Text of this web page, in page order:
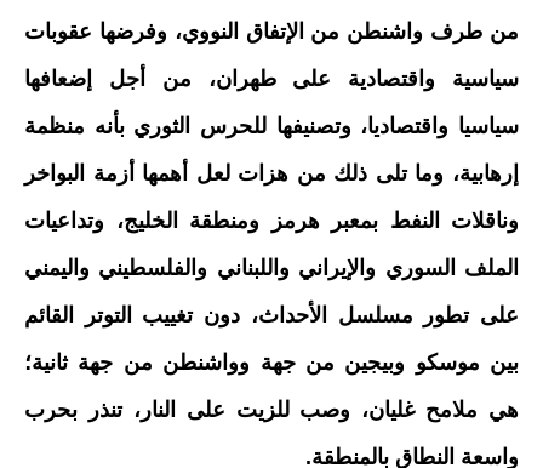
من طرف واشنطن من الإتفاق النووي، وفرضها عقوبات
سياسية واقتصادية على طهران، من أجل إضعافها
سياسيا واقتصاديا، وتصنيفها للحرس الثوري بأنه منظمة
إرهابية، وما تلى ذلك من هزات لعل أهمها أزمة البواخر
وناقلات النفط بمعبر هرمز ومنطقة الخليج، وتداعيات
الملف السوري والإيراني واللبناني والفلسطيني واليمني
على تطور مسلسل الأحداث، دون تغييب التوتر القائم
بين موسكو وبيجين من جهة وواشنطن من جهة ثانية؛
هي ملامح غليان، وصب للزيت على النار، تنذر بحرب
واسعة النطاق بالمنطقة.